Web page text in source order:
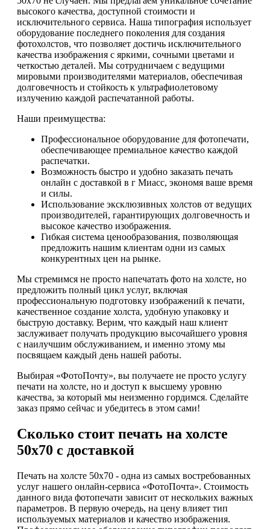
высокого качества, доступной стоимости и
исключительного сервиса. Наша типография использует
оборудование последнего поколения для создания
фотохолстов, что позволяет достичь исключительного
качества изображения с яркими, сочными цветами и
четкостью деталей. Мы сотрудничаем с ведущими
мировыми производителями материалов, обеспечивая
долговечность и стойкость к ультрафиолетовому
излучению каждой распечатанной работы.
Наши преимущества:
Профессиональное оборудование для фотопечати,
обеспечивающее премиальное качество каждой
распечатки.
Возможность быстро и удобно заказать печать
онлайн с доставкой в г Миасс, экономя ваше время
и силы.
Использование эксклюзивных холстов от ведущих
производителей, гарантирующих долговечность и
высокое качество изображения.
Гибкая система ценообразования, позволяющая
предложить нашим клиентам одни из самых
конкурентных цен на рынке.
Мы стремимся не просто напечатать фото на холсте, но
предложить полный цикл услуг, включая
профессиональную подготовку изображений к печати,
качественное создание холста, удобную упаковку и
быструю доставку. Верим, что каждый наш клиент
заслуживает получать продукцию высочайшего уровня
с наилучшим обслуживанием, и именно этому мы
посвящаем каждый день нашей работы.
Выбирая «ФотоПочту», вы получаете не просто услугу
печати на холсте, но и доступ к высшему уровню
качества, за который мы неизменно гордимся. Сделайте
заказ прямо сейчас и убедитесь в этом сами!
Сколько стоит печать на холсте
50х70 с доставкой
Печать на холсте 50х70 - одна из самых востребованных
услуг нашего онлайн-сервиса «ФотоПочта». Стоимость
данного вида фотопечати зависит от нескольких важных
параметров. В первую очередь, на цену влияет тип
используемых материалов и качество изображения.